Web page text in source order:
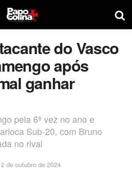
do Vasco
após
ganhar
pela 6ª vez no ano e
Sub-20, com Bruno
no rival
de outubro de 2024